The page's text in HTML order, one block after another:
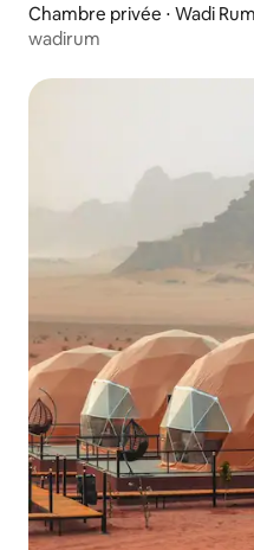
Chambre privée ⋅ Wadi
wadirum